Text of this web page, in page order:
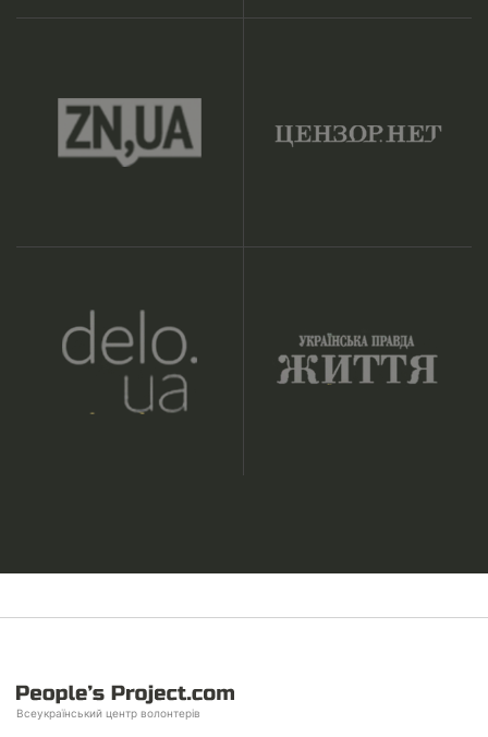
Всеукраїнський центр волонтерів